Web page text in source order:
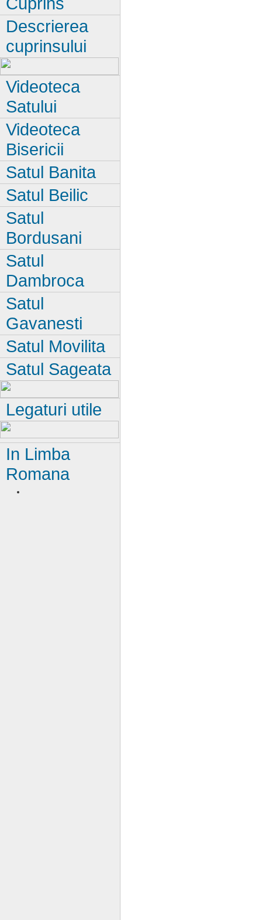
Descrierea
cuprinsului
Videoteca
Satului
Videoteca
Bisericii
Satul Banita
Satul Beilic
Satul
Bordusani
Satul
Dambroca
Satul
Gavanesti
Satul Movilita
Satul Sageata
Legaturi utile
In Limba
Romana